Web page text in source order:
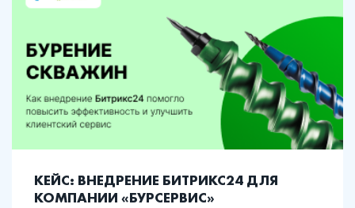
КЕЙС: ВНЕДРЕНИЕ БИТРИКС24 ДЛЯ
КОМПАНИИ «БУРСЕРВИС»